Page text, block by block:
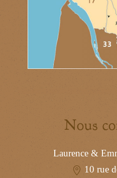
Nous
Laurence &
10 rue